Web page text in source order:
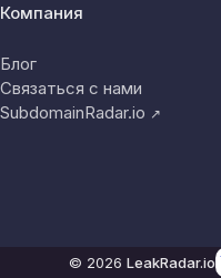
Компания
Блог
Связаться с нами
SubdomainRadar.io ↗
© 2026 LeakRadar.io